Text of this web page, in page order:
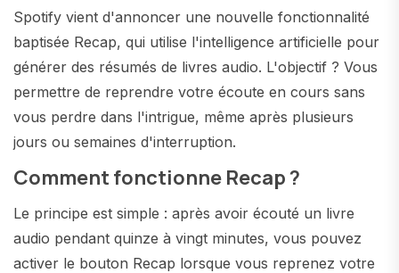
Spotify vient d'annoncer une nouvelle fonctionnalité
baptisée Recap, qui utilise l'intelligence artificielle pour
générer des résumés de livres audio. L'objectif ? Vous
permettre de reprendre votre écoute en cours sans
vous perdre dans l'intrigue, même après plusieurs
jours ou semaines d'interruption.
Comment fonctionne Recap ?
Le principe est simple : après avoir écouté un livre
audio pendant quinze à vingt minutes, vous pouvez
activer le bouton Recap lorsque vous reprenez votre